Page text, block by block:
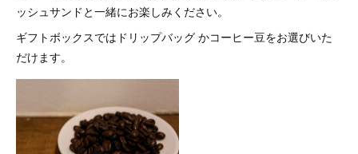
ッシュサンドと一緒にお楽しみください。
ギフトボックスではドリップバッグ かコーヒー豆をお選びいた
だけます。